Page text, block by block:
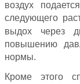
воздух
следующего
выдох через
повышению
нормы.
Кроме этого